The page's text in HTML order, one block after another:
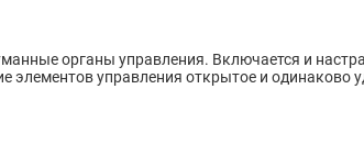
органы управления. Включается и
управления открытое и одинаково